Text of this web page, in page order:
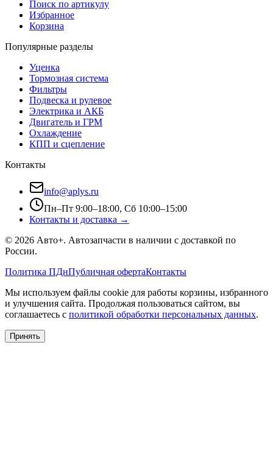
Поиск по артикулу
Избранное
Корзина
Популярные разделы
Уценка
Тормозная система
Фильтры
Подвеска и рулевое
Электрика и АКБ
Двигатель и ГРМ
Охлаждение
КПП и сцепление
Контакты
info@aplys.ru
Пн–Пт 9:00–18:00, Сб 10:00–15:00
Контакты и доставка →
© 2026 Авто+. Автозапчасти в наличии с доставкой по
России.
Политика ПДнПубличная офертаКонтакты
Мы используем файлы cookie для работы корзины, избранного
и улучшения сайта. Продолжая пользоваться сайтом, вы
соглашаетесь с политикой обработки персональных данных.
Принять